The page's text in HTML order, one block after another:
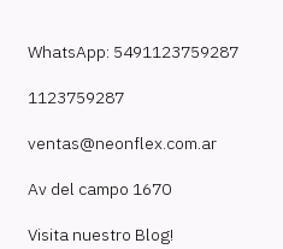
WhatsApp: 5491123759287
1123759287
ventas@neonflex.com.ar
Av del campo 1670
Visita nuestro Blog!